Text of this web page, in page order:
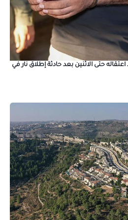
حتى الاثنين بعد حادثة إطلاق نار في